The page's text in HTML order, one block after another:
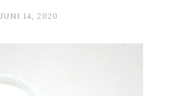
JUNI 14, 2020